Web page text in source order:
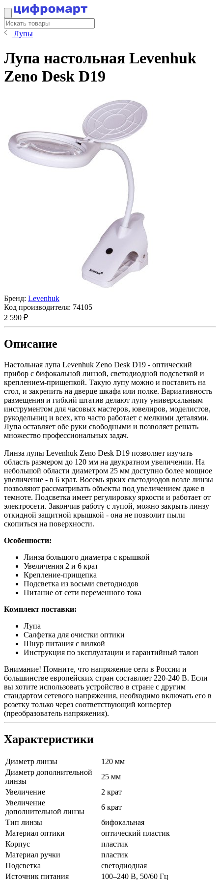
Лупы
Лупа настольная Levenhuk
Zeno Desk D19
Бренд: Levenhuk
Код производителя: 74105
2 590 ₽
Описание
Настольная лупа Levenhuk Zeno Desk D19 - оптический
прибор с бифокальной линзой, светодиодной подсветкой и
креплением-прищепкой. Такую лупу можно и поставить на
стол, и закрепить на дверце шкафа или полке. Вариативность
размещения и гибкий штатив делают лупу универсальным
инструментом для часовых мастеров, ювелиров, моделистов,
рукодельниц и всех, кто часто работает с мелкими деталями.
Лупа оставляет обе руки свободными и позволяет решать
множество профессиональных задач.
Линза лупы Levenhuk Zeno Desk D19 позволяет изучать
область размером до 120 мм на двукратном увеличении. На
небольшой области диаметром 25 мм доступно более мощное
увеличение - в 6 крат. Восемь ярких светодиодов возле линзы
позволяют рассматривать объекты под увеличением даже в
темноте. Подсветка имеет регулировку яркости и работает от
электросети. Закончив работу с лупой, можно закрыть линзу
откидной защитной крышкой - она не позволит пыли
скопиться на поверхности.
Особенности:
Линза большого диаметра с крышкой
Увеличения 2 и 6 крат
Крепление-прищепка
Подсветка из восьми светодиодов
Питание от сети переменного тока
Комплект поставки:
Лупа
Салфетка для очистки оптики
Шнур питания с вилкой
Инструкция по эксплуатации и гарантийный талон
Внимание! Помните, что напряжение сети в России и
большинстве европейских стран составляет 220-240 В. Если
вы хотите использовать устройство в стране с другим
стандартом сетевого напряжения, необходимо включать его в
розетку только через соответствующий конвертер
(преобразователь напряжения).
Характеристики
Диаметр линзы
120 мм
Диаметр дополнительной
линзы
25 мм
Увеличение
2 крат
Увеличение
дополнительной линзы
6 крат
Тип линзы
бифокальная
Материал оптики
оптический пластик
Корпус
пластик
Материал ручки
пластик
Подсветка
светодиодная
Источник питания
100–240 В, 50/60 Гц